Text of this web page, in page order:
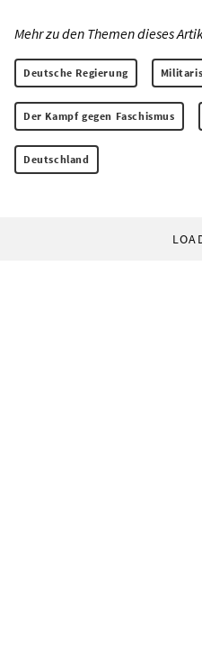
Mehr zu den Themen dieses
Deutsche Regierung
Der Kampf gegen Faschismus
Deutschland